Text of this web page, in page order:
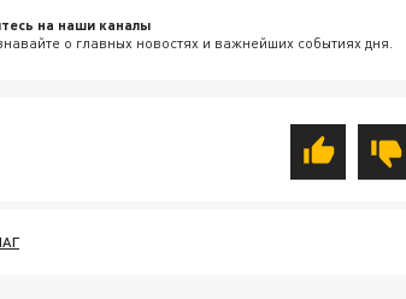
на наши каналы
о главных новостях и важнейших событиях дня.